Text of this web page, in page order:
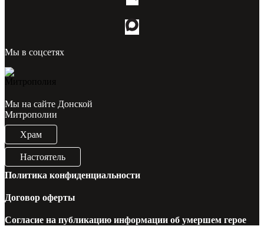
Мы в соцсетях
Мы на сайте Донской
Митрополии
Храм
Настоятель
Политика конфиденциальности
Договор оферты
Согласие на публикацию информации об умершем герое